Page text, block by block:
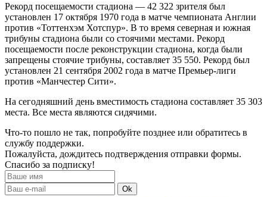
Рекорд посещаемости стадиона — 42 322 зрителя был
установлен 17 октября 1970 года в матче чемпионата Англии
против «Тоттенхэм Хотспур». В то время северная и южная
трибуны стадиона были со стоячими местами. Рекорд
посещаемости после реконструкции стадиона, когда были
запрещены стоячие трибуны, составляет 35 550. Рекорд был
установлен 21 сентября 2002 года в матче Премьер-лиги
против «Манчестер Сити».
На сегодняшний день вместимость стадиона составляет 35 303
места. Все места являются сидячими.
Что-то пошло не так, попробуйте позднее или обратитесь в
службу поддержки.
Пожалуйста, дождитесь подтверждения отправки формы.
Спасибо за подписку!
Ok